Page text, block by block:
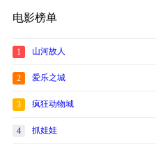
电影榜单
1 山河故人
2 爱乐之城
3 疯狂动物城
4 抓娃娃